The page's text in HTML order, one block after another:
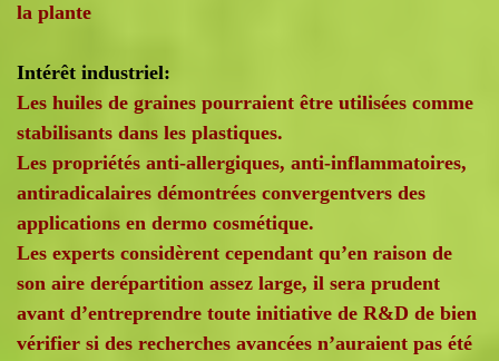
la plante
Intérêt industriel:
Les huiles de graines pourraient être utilisées comme
stabilisants dans les plastiques.
Les propriétés anti-allergiques, anti-inflammatoires,
antiradicalaires démontrées convergentvers des
applications en dermo cosmétique.
Les experts considèrent cependant qu’en raison de
son aire derépartition assez large, il sera prudent
avant d’entreprendre toute initiative de R&D de bien
vérifier si des recherches avancées n’auraient pas été